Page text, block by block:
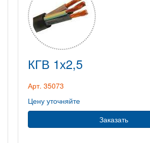
КГВ 1х2,5
Арт. 35073
Цену уточняйте
Заказать